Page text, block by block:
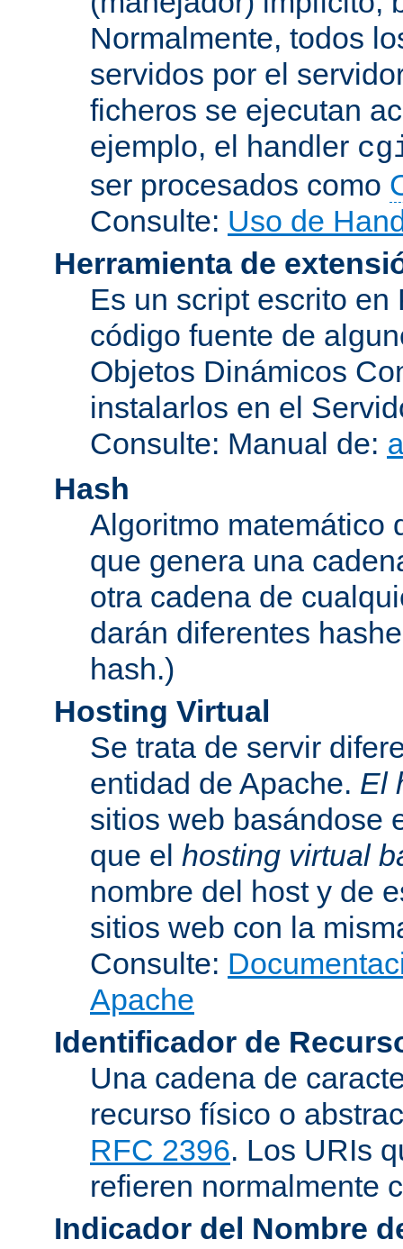
Normalmente, todos
servidos por el
ficheros se ejecutan
ejemplo, el handler
ser procesados como
Consulte: Uso de
Herramienta de
Es un script escrito
código fuente de
Objetos Dinámicos
instalarlos en el
Consulte: Manual de:
Hash
Algoritmo matemático
que genera una
otra cadena de
darán diferentes
hash.)
Hosting Virtual
Se trata de servir
entidad de Apache. El
sitios web basándose
que el hosting virtual
nombre del host y de
sitios web con la
Consulte:
Apache
Identificador de
Una cadena de
recurso físico o
RFC 2396. Los URIs
refieren normalmente
Indicador del Nombre